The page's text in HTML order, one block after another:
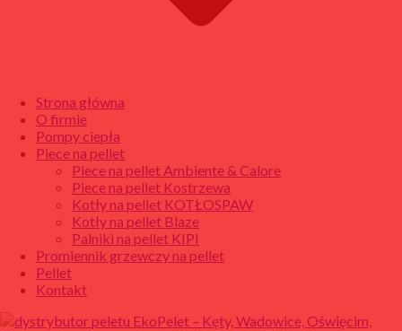
Strona główna
O firmie
Pompy ciepła
Piece na pellet
Piece na pellet Ambiente & Calore
Piece na pellet Kostrzewa
Kotły na pellet KOTŁOSPAW
Kotły na pellet Blaze
Palniki na pellet KIPI
Promiennik grzewczy na pellet
Pellet
Kontakt